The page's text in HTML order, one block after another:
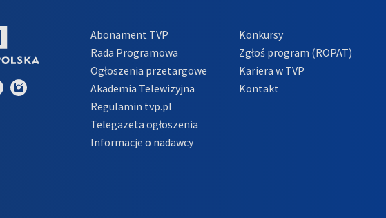
Abonament TVP
Rada Programowa
Ogłoszenia przetargowe
Akademia Telewizyjna
Regulamin tvp.pl
Telegazeta ogłoszenia
Informacje o nadawcy
Konkursy
Zgłoś program (ROPAT)
Kariera w TVP
Kontakt